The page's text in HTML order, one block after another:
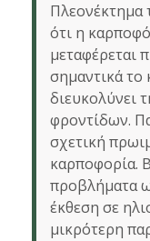
Πλεονέκτημα
ότι η
μεταφέρεται
σημαντικά το
διευκολύνει
φροντίδων.
σχετική
καρποφορία.
προβλήματα
έκθεση σε
μικρότερη